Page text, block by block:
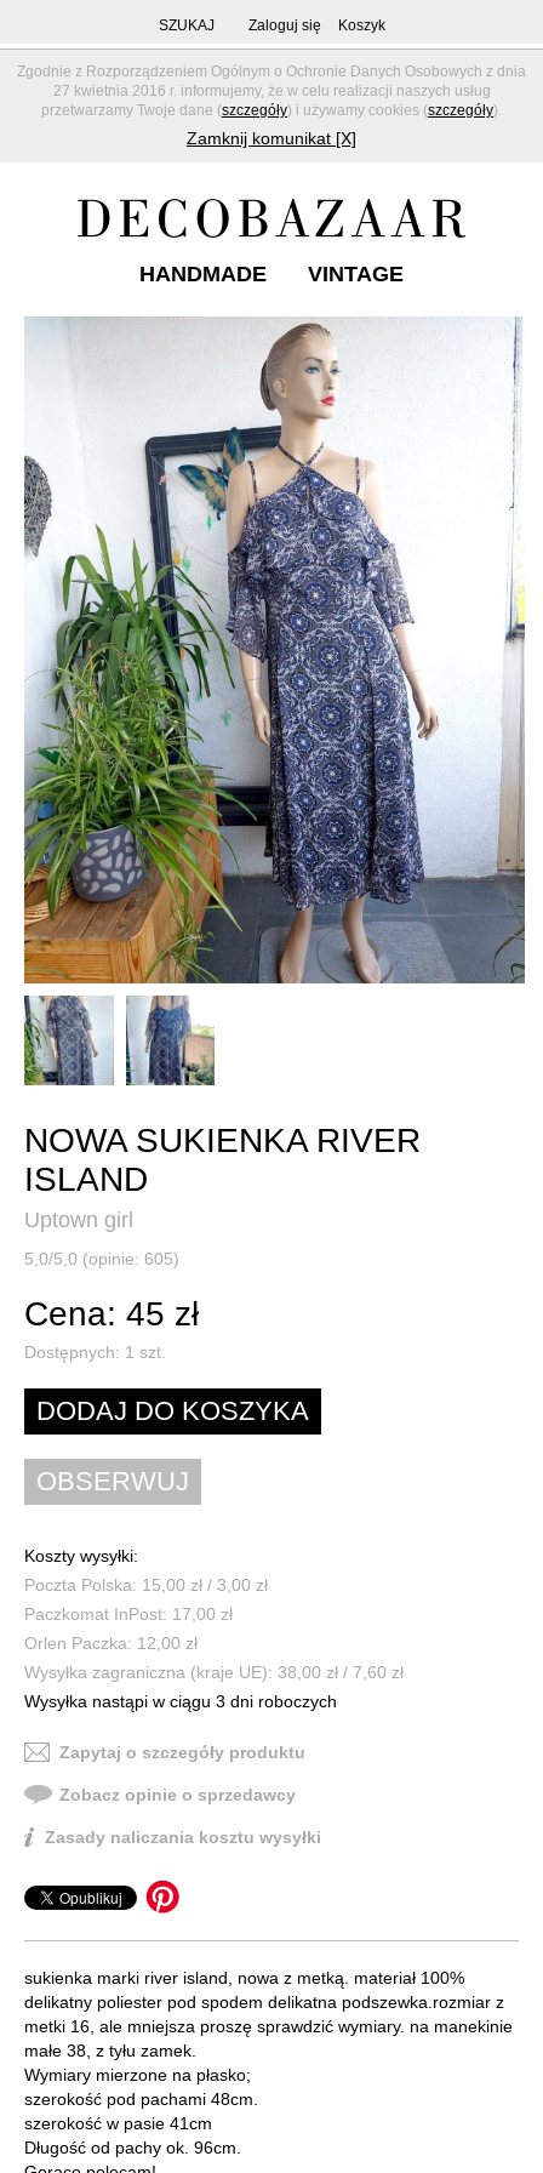
Zgodnie z Rozporządzeniem Ogólnym o Ochronie Danych Osobowych z dnia
27 kwietnia 2016 r. informujemy, że w celu realizacji naszych usług
przetwarzamy Twoje dane (szczegóły) i używamy cookies (szczegóły).
Zamknij komunikat [X]
SZUKAJ Zaloguj się Koszyk
HANDMADE VINTAGE
NOWA SUKIENKA RIVER
ISLAND
Uptown girl
5,0/5,0 (opinie: 605)
Cena: 45 zł
Dostępnych: 1 szt.
Koszty wysyłki:
Poczta Polska: 15,00 zł / 3,00 zł
Paczkomat InPost: 17,00 zł
Orlen Paczka: 12,00 zł
Wysyłka zagraniczna (kraje UE): 38,00 zł / 7,60 zł
Wysyłka nastąpi w ciągu 3 dni roboczych
Zapytaj o szczegóły produktu
Zobacz opinie o sprzedawcy
Zasady naliczania kosztu wysyłki
sukienka marki river island, nowa z metką. materiał 100%
delikatny poliester pod spodem delikatna podszewka.rozmiar z
metki 16, ale mniejsza proszę sprawdzić wymiary. na manekinie
małe 38, z tyłu zamek.
Wymiary mierzone na płasko;
szerokość pod pachami 48cm.
szerokość w pasie 41cm
Długość od pachy ok. 96cm.